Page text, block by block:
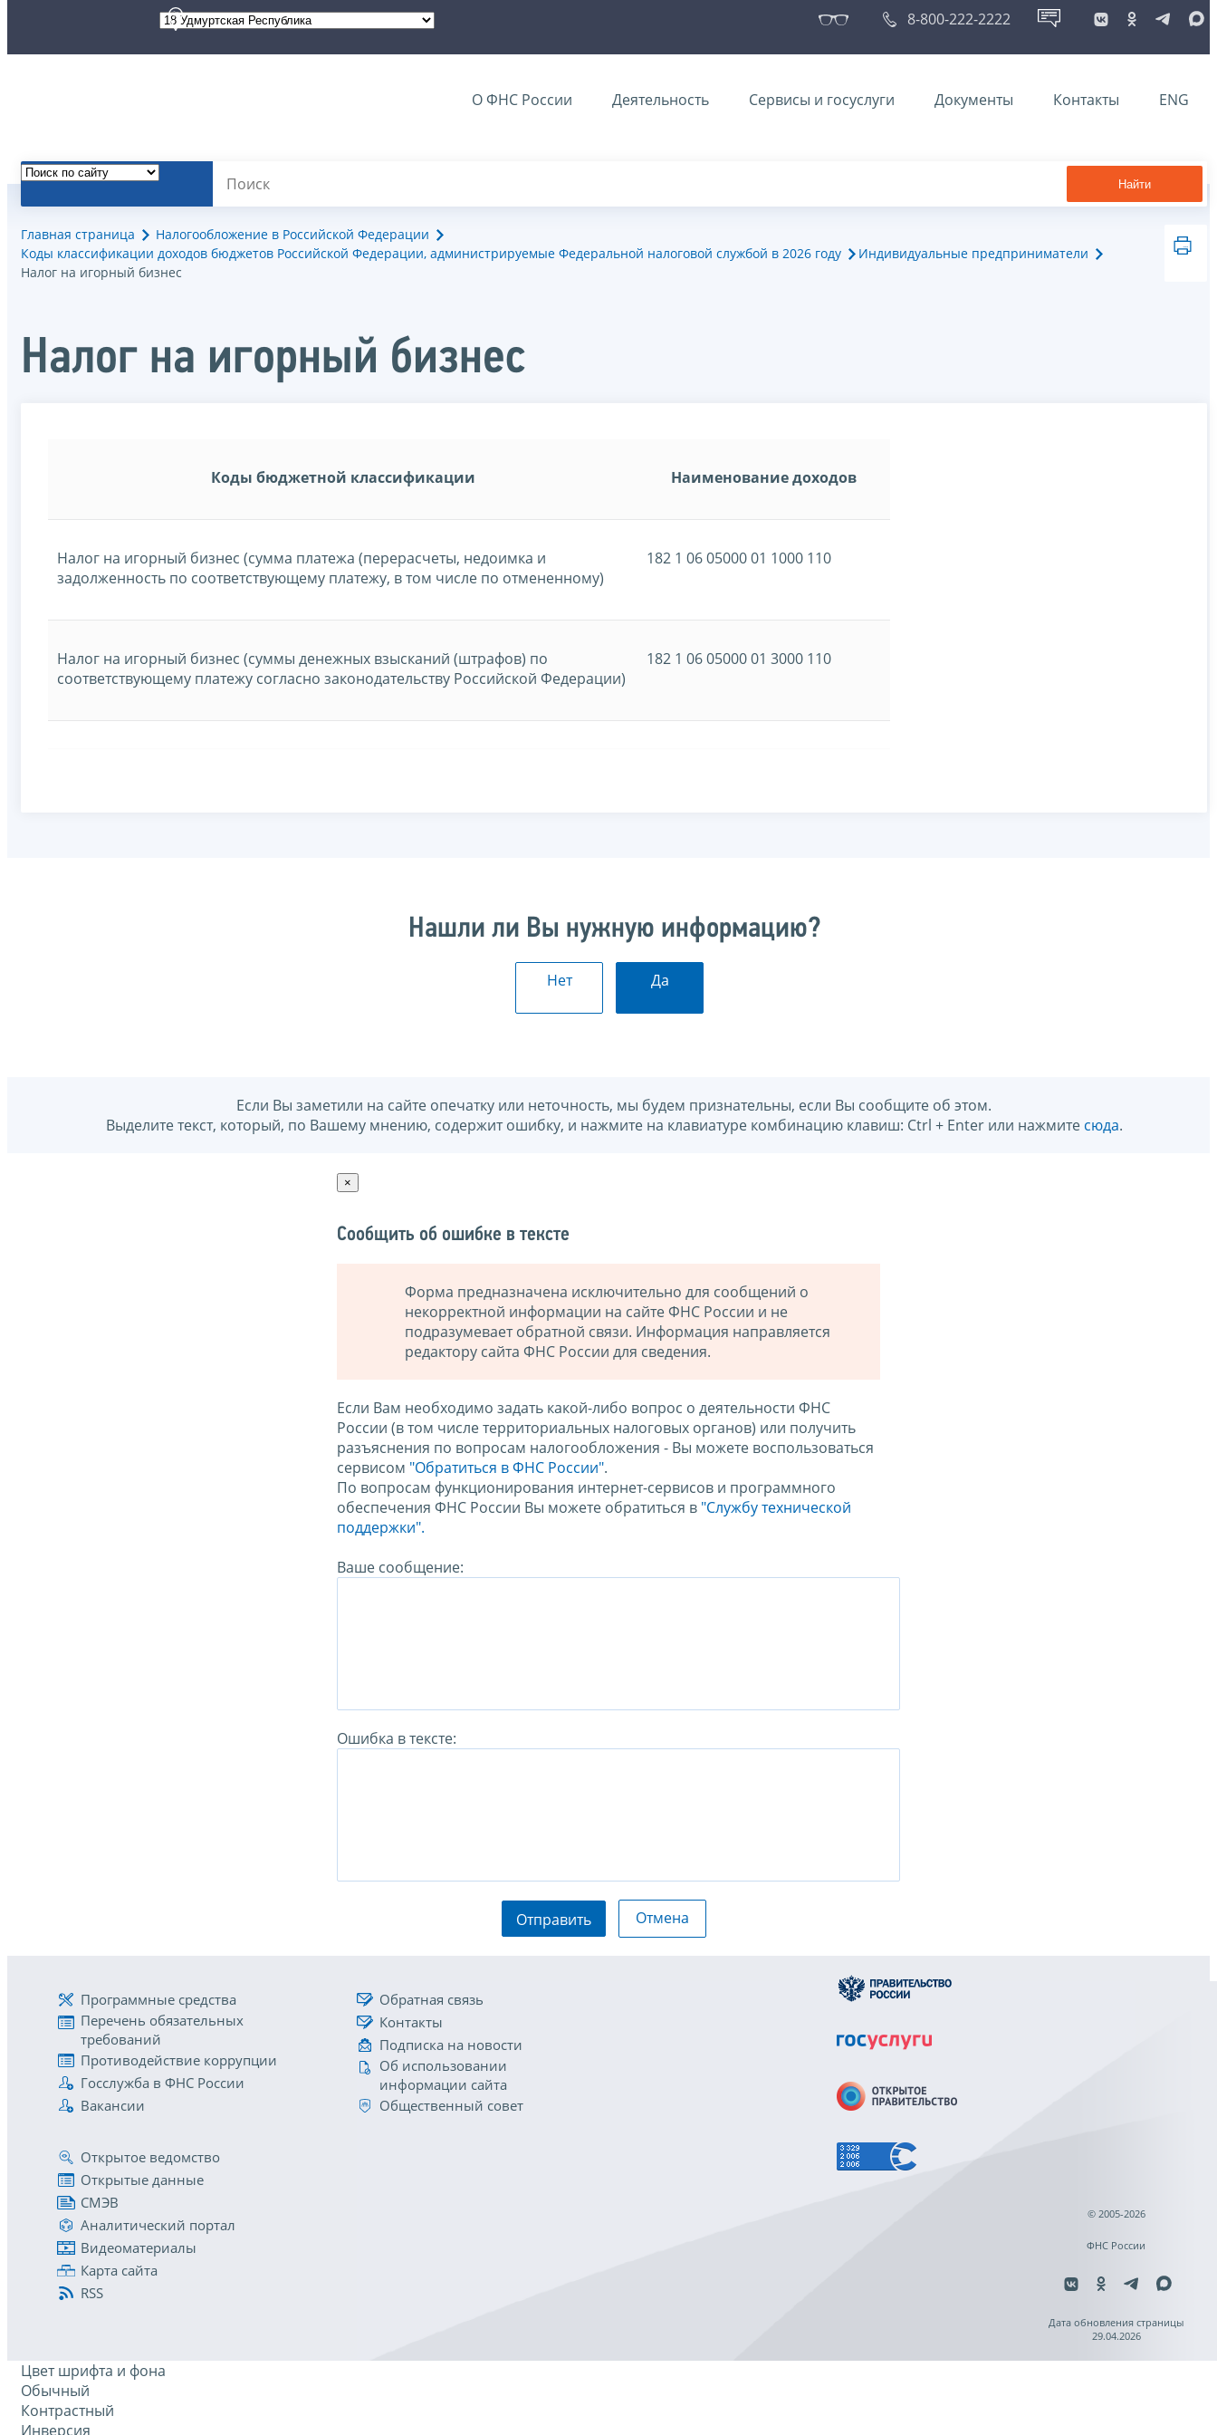
8-800-222-2222
О ФНС России Деятельность Сервисы и госуслуги Документы Контакты ENG
Найти
Главная страница
Налогообложение в Российской Федерации
Коды классификации доходов бюджетов Российской Федерации, администрируемые Федеральной налоговой службой в 2026 году
Индивидуальные предприниматели
Налог на игорный бизнес
Налог на игорный бизнес
Коды бюджетной классификации Наименование доходов
Налог на игорный бизнес (сумма платежа (перерасчеты, недоимка и
задолженность по соответствующему платежу, в том числе по отмененному)
182 1 06 05000 01 1000 110
Налог на игорный бизнес (суммы денежных взысканий (штрафов) по
соответствующему платежу согласно законодательству Российской Федерации)
182 1 06 05000 01 3000 110
Нашли ли Вы нужную информацию?
Нет Да
Если Вы заметили на сайте опечатку или неточность, мы будем признательны, если Вы сообщите об этом.
Выделите текст, который, по Вашему мнению, содержит ошибку, и нажмите на клавиатуре комбинацию клавиш: Ctrl + Enter или нажмите сюда.
×
Сообщить об ошибке в тексте
Форма предназначена исключительно для сообщений о
некорректной информации на сайте ФНС России и не
подразумевает обратной связи. Информация направляется
редактору сайта ФНС России для сведения.
Если Вам необходимо задать какой-либо вопрос о деятельности ФНС
России (в том числе территориальных налоговых органов) или получить
разъяснения по вопросам налогообложения - Вы можете воспользоваться
сервисом "Обратиться в ФНС России".
По вопросам функционирования интернет-сервисов и программного
обеспечения ФНС России Вы можете обратиться в "Службу технической
поддержки".
Ваше сообщение:
Ошибка в тексте:
Отправить Отмена
Программные средства
Перечень обязательных
требований
Противодействие коррупции
Госслужба в ФНС России
Вакансии
Обратная связь
Контакты
Подписка на новости
Об использовании
информации сайта
Общественный совет
Открытое ведомство
Открытые данные
СМЭВ
Аналитический портал
Видеоматериалы
Карта сайта
RSS
© 2005-2026
ФНС России
Дата обновления страницы
29.04.2026
Цвет шрифта и фона
Обычный
Контрастный
Инверсия